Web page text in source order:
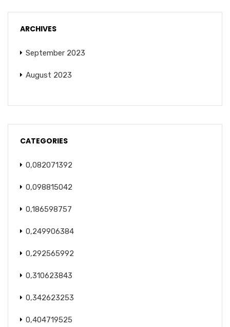
ARCHIVES
September 2023
August 2023
CATEGORIES
0,082071392
0,098815042
0,186598757
0,249906384
0,292565992
0,310623843
0,342623253
0,404719525